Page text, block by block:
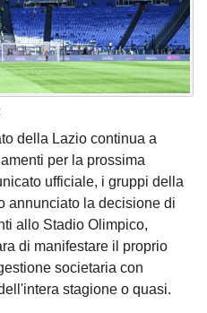
della Lazio continua a
per la prossima
ufficiale, i gruppi della
annunciato la decisione di
allo Stadio Olimpico,
di manifestare il proprio
societaria con
stagione o quasi.